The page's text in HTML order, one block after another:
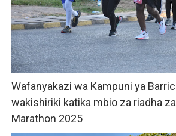
PROF. NAGU: TARURA ONGEZENI
WAZIRI SANGU AZITAKA
MTENDAJI MKUU WMA
TBS YAENDELEA KUTOA ELUMU
RAIS SAMIA AIPONGEZA TADB
Wafanyakazi wa Kampuni ya
wakishiriki katika mbio za riadha
Marathon 2025